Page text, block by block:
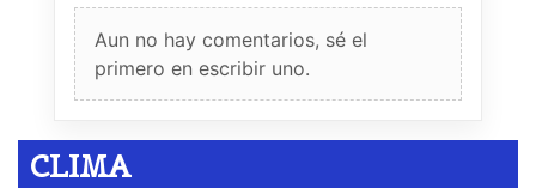
Aun no hay comentarios, sé el
primero en escribir uno.
CLIMA